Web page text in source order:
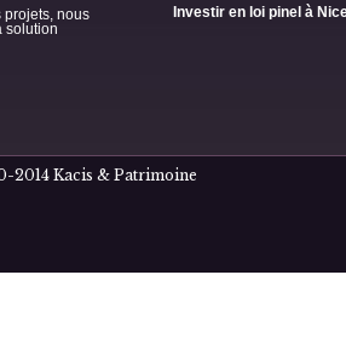
projets, nous
solution
Investir en loi pinel à
2014 Kacis & Patrimoine